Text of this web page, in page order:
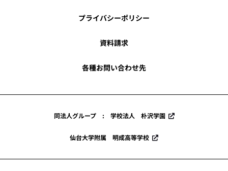
プライバシーポリシー
資料請求
各種お問い合わせ先
同法人グループ : 学校法人 朴沢学園
仙台大学附属 明成高等学校